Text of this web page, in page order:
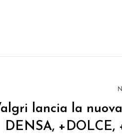
lancia la
DENSA, +DOLCE,